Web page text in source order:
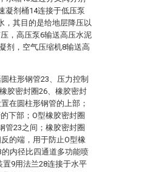
凝剂桶14连接于低压泵
，其目的是给地层降压以
，高压泵6输送高压水泥
剂，空气压缩机8输送高
柱形钢管23、压力控制
胶密封圈26、橡胶密封
在圆柱形钢管的上部；
下部；O型橡胶密封圈
管23之间；橡胶密封圈
的端，用于防止O型橡
内径比四通道多功能喷
9用法兰28连接于水平